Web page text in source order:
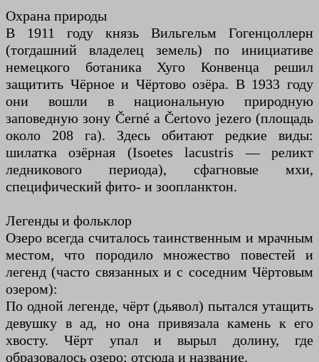
Охрана природы
В 1911 году князь Вильгельм Гогенцоллерн
(тогдашний владелец земель) по инициативе
немецкого ботаника Хуго Конвенца решил
защитить Чёрное и Чёртово озёра. В 1933 году
они вошли в национальную природную
заповедную зону Černé a Čertovo jezero (площадь
около 208 га). Здесь обитают редкие виды:
шилатка озёрная (Isoetes lacustris — реликт
ледникового периода), сфагновые мхи,
специфический фито- и зоопланктон.
Легенды и фольклор
Озеро всегда считалось таинственным и мрачным
местом, что породило множество повестей и
легенд (часто связанных и с соседним Чёртовым
озером):
По одной легенде, чёрт (дьявол) пытался утащить
девушку в ад, но она привязала камень к его
хвосту. Чёрт упал и вырыл долину, где
образовалось озеро; отсюда и название.